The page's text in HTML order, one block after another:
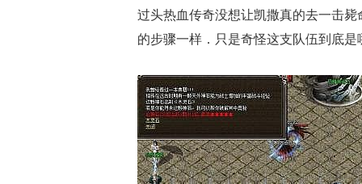
过头热血传奇没想让凯撒真的去一击
的步骤一样．只是奇怪这支队伍到底